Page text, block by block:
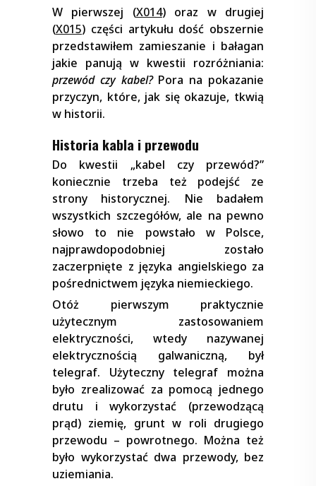
W pierwszej (X014) oraz w drugiej
(X015) części artykułu dość obszernie
przedstawiłem zamieszanie i bałagan
jakie panują w kwestii rozróżniania:
przewód czy kabel?Pora na pokazanie
przyczyn, które, jak się okazuje, tkwią
w historii.
Historia kabla i przewodu
Do kwestii „kabel czy przewód?”
koniecznie trzeba też podejść ze
strony historycznej. Nie badałem
wszystkich szczegółów, ale na pewno
słowo to nie powstało w Polsce,
najprawdopodobniej zostało
zaczerpnięte z języka angielskiego za
pośrednictwem języka niemieckiego.
Otóż pierwszym praktycznie
użytecznym zastosowaniem
elektryczności, wtedy nazywanej
elektrycznością galwaniczną, był
telegraf. Użyteczny telegraf można
było zrealizować za pomocą jednego
drutu i wykorzystać (przewodzącą
prąd) ziemię, grunt w roli drugiego
przewodu – powrotnego. Można też
było wykorzystać dwa przewody, bez
uziemiania.